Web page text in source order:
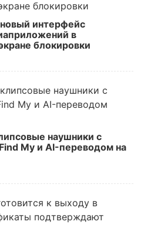
интерфейс
в
блокировки
наушники с
My и AI-переводом на